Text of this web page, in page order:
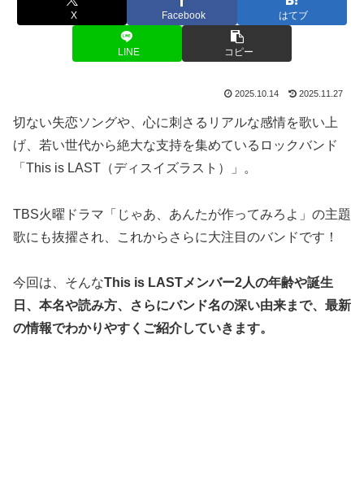
X Facebook はてブ
LINE コピー
2025.10.14 2025.11.27
切ない失恋ソングや、心に刺さるリアルな感情を歌い上
げ、若い世代から絶大な支持を集めているロックバンド
「This is LAST（ディスイズラスト）」。
TBS火曜ドラマ「じゃあ、あんたが作ってみろよ」の主題
歌にも抜擢され、これからさらに大注目のバンドです！
今回は、そんなThis is LASTメンバー2人の年齢や誕生
日、本名や読み方、さらにバンド名の深い由来まで、最新
の情報でわかりやすくご紹介していきます。